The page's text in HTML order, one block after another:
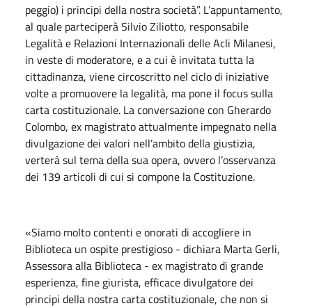
peggio) i principi della nostra società”. L’appuntamento,
al quale parteciperà Silvio Ziliotto, responsabile
Legalità e Relazioni Internazionali delle Acli Milanesi,
in veste di moderatore, e a cui è invitata tutta la
cittadinanza, viene circoscritto nel ciclo di iniziative
volte a promuovere la legalità, ma pone il focus sulla
carta costituzionale. La conversazione con Gherardo
Colombo, ex magistrato attualmente impegnato nella
divulgazione dei valori nell’ambito della giustizia,
verterà sul tema della sua opera, ovvero l’osservanza
dei 139 articoli di cui si compone la Costituzione.
«Siamo molto contenti e onorati di accogliere in
Biblioteca un ospite prestigioso - dichiara Marta Gerli,
Assessora alla Biblioteca - ex magistrato di grande
esperienza, fine giurista, efficace divulgatore dei
principi della nostra carta costituzionale, che non si